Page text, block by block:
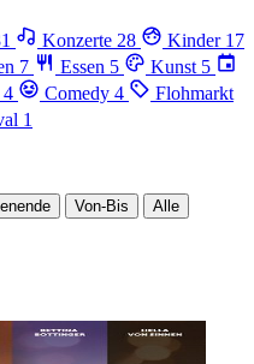
Konzerte 28 Kinder 17
7 Essen 5 Kunst 5
4 Comedy 4
Flohmarkt
1
Von-Bis Alle